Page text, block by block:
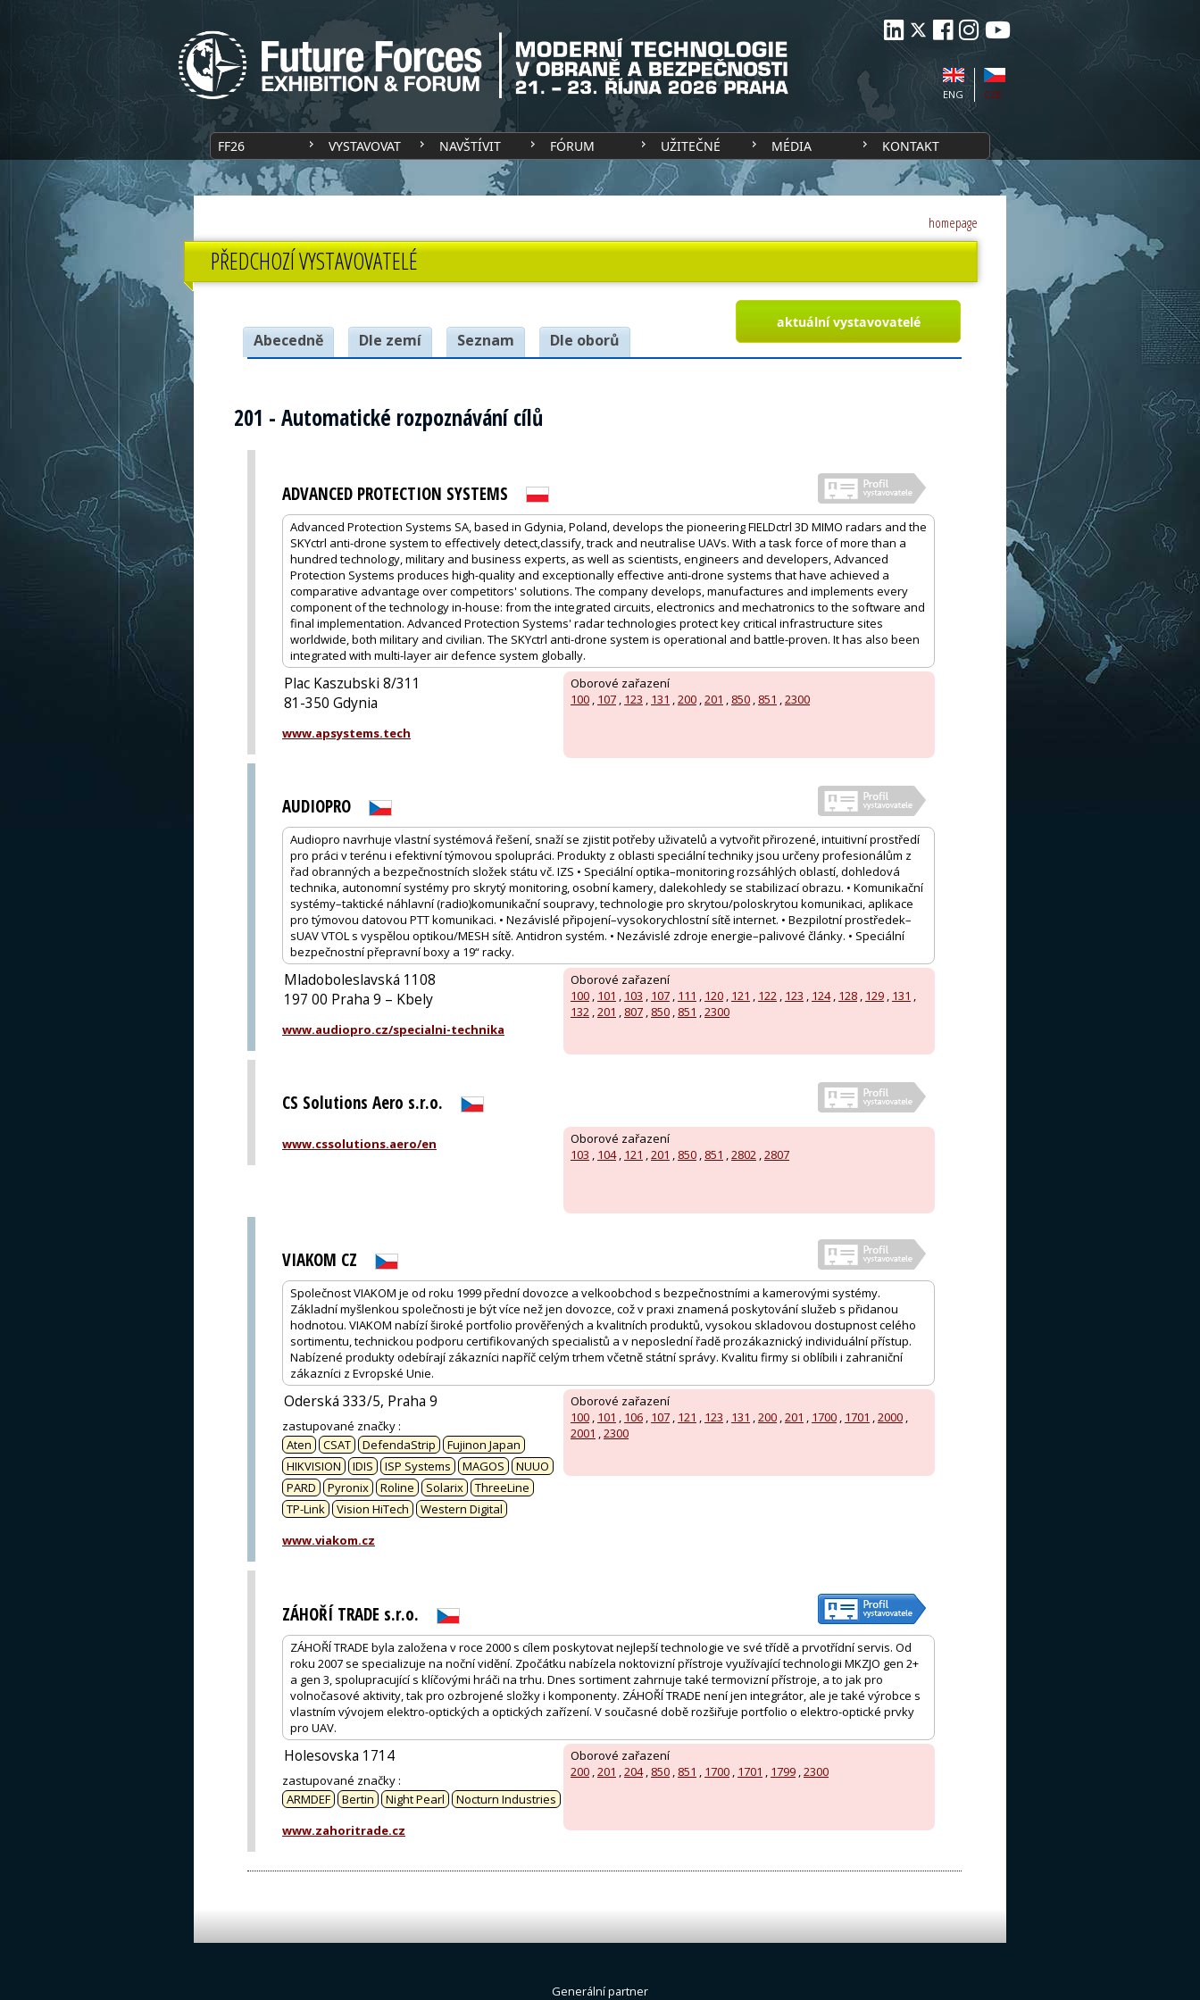
CZE
ENG
FF26 VYSTAVOVAT NAVŠTÍVIT FÓRUM UŽITEČNÉ MÉDIA KONTAKT
homepage
PŘEDCHOZÍ VYSTAVOVATELÉ
aktuální vystavovatelé
Abecedně Dle zemí Seznam Dle oborů
201 - Automatické rozpoznávání cílů
ADVANCED PROTECTION SYSTEMS
Advanced Protection Systems SA, based in Gdynia, Poland, develops the pioneering FIELDctrl 3D MIMO radars and the
SKYctrl anti-drone system to effectively detect,classify, track and neutralise UAVs. With a task force of more than a
hundred technology, military and business experts, as well as scientists, engineers and developers, Advanced
Protection Systems produces high-quality and exceptionally effective anti-drone systems that have achieved a
comparative advantage over competitors' solutions. The company develops, manufactures and implements every
component of the technology in-house: from the integrated circuits, electronics and mechatronics to the software and
final implementation. Advanced Protection Systems' radar technologies protect key critical infrastructure sites
worldwide, both military and civilian. The SKYctrl anti-drone system is operational and battle-proven. It has also been
integrated with multi-layer air defence system globally.
Oborové zařazení
100 , 107 , 123 , 131 ,200 ,201 , 850 , 851 ,2300
Plac Kaszubski 8/311
81-350 Gdynia
www.apsystems.tech
AUDIOPRO
Audiopro navrhuje vlastní systémová řešení, snaží se zjistit potřeby uživatelů a vytvořit přirozené, intuitivní prostředí
pro práci v terénu i efektivní týmovou spolupráci. Produkty z oblasti speciální techniky jsou určeny profesionálům z
řad obranných a bezpečnostních složek státu vč. IZS • Speciální optika–monitoring rozsáhlých oblastí, dohledová
technika, autonomní systémy pro skrytý monitoring, osobní kamery, dalekohledy se stabilizací obrazu. • Komunikační
systémy–taktické náhlavní (radio)komunikační soupravy, technologie pro skrytou/poloskrytou komunikaci, aplikace
pro týmovou datovou PTT komunikaci. • Nezávislé připojení–vysokorychlostní sítě internet. • Bezpilotní prostředek–
sUAV VTOL s vyspělou optikou/MESH sítě. Antidron systém. • Nezávislé zdroje energie–palivové články. • Speciální
bezpečnostní přepravní boxy a 19“ racky.
Oborové zařazení
100 , 101 , 103 , 107 , 111 , 120 , 121 , 122 , 123 , 124, 128 , 129 , 131 ,
132 ,201 , 807 , 850 , 851 ,2300
Mladoboleslavská 1108
197 00 Praha 9 – Kbely
www.audiopro.cz/specialni-technika
CS Solutions Aero s.r.o.
Oborové zařazení
103 , 104, 121 ,201 , 850 , 851 ,2802 ,2807
www.cssolutions.aero/en
VIAKOM CZ
Společnost VIAKOM je od roku 1999 přední dovozce a velkoobchod s bezpečnostními a kamerovými systémy.
Základní myšlenkou společnosti je být více než jen dovozce, což v praxi znamená poskytování služeb s přidanou
hodnotou. VIAKOM nabízí široké portfolio prověřených a kvalitních produktů, vysokou skladovou dostupnost celého
sortimentu, technickou podporu certifikovaných specialistů a v neposlední řadě prozákaznický individuální přístup.
Nabízené produkty odebírají zákazníci napříč celým trhem včetně státní správy. Kvalitu firmy si oblíbili i zahraniční
zákazníci z Evropské Unie.
Oborové zařazení
100 , 101 , 106 , 107 , 121 , 123 , 131 ,200 ,201 , 1700 , 1701 ,2000 ,
2001 ,2300
Oderská 333/5, Praha 9
zastupované značky :
Aten
CSAT DefendaStrip
Fujinon Japan
HIKVISION
IDIS ISP Systems MAGOS
NUUO
PARD
Pyronix Roline Solarix
ThreeLine
TP-Link
Vision HiTech
Western Digital
www.viakom.cz
ZÁHOŘÍ TRADE s.r.o.
ZÁHOŘÍ TRADE byla založena v roce 2000 s cílem poskytovat nejlepší technologie ve své třídě a prvotřídní servis. Od
roku 2007 se specializuje na noční vidění. Zpočátku nabízela noktovizní přístroje využívající technologii MKZJO gen 2+
a gen 3, spolupracující s klíčovými hráči na trhu. Dnes sortiment zahrnuje také termovizní přístroje, a to jak pro
volnočasové aktivity, tak pro ozbrojené složky i komponenty. ZÁHOŘÍ TRADE není jen integrátor, ale je také výrobce s
vlastním vývojem elektro-optických a optických zařízení. V současné době rozšiřuje portfolio o elektro-optické prvky
pro UAV.
Oborové zařazení
200 ,201 ,204, 850 , 851 , 1700 , 1701 , 1799 ,2300
Holesovska 1714
zastupované značky :
ARMDEF
Bertin Night Pearl
Nocturn Industries
www.zahoritrade.cz
Generální partner